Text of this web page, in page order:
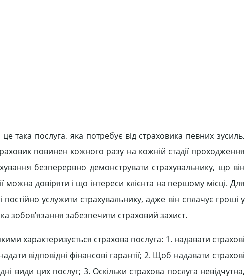
така послуга, яка потребує від страховика певних зусиль,
повинен кожного разу на кожній стадії проходження
безперервно демонструвати страхувальнику, що він
довіряти і що інтереси клієнта на першому місці. Для
услужити страхувальнику, адже він сплачує гроші у
зобов’язання забезпечити страховий захист.
характеризується страхова послуга: 1. надавати страхові
відповідні фінансові гарантії; 2. Щоб надавати страхові
види цих послуг; 3. Оскільки страхова послуга невідчутна,